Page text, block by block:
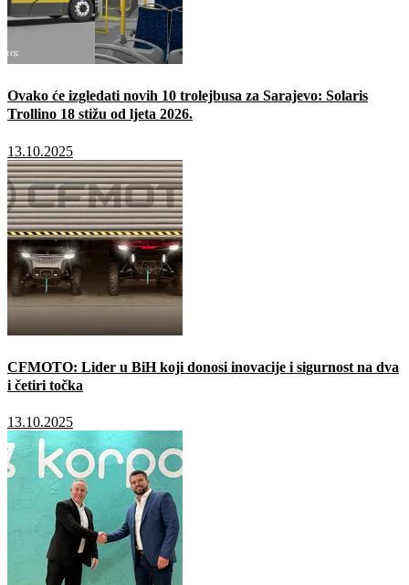
Ovako će izgledati novih 10 trolejbusa za Sarajevo: Solaris
Trollino 18 stižu od ljeta 2026.
13.10.2025
CFMOTO: Lider u BiH koji donosi inovacije i sigurnost na dva
i četiri točka
13.10.2025